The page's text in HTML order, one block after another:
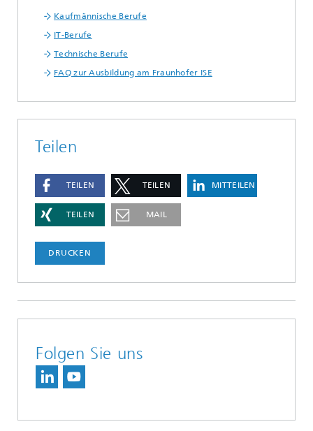
Kaufmännische Berufe
IT-Berufe
Technische Berufe
FAQ zur Ausbildung am Fraunhofer ISE
Teilen
TEILEN TEILEN MITTEILEN
TEILEN MAIL
DRUCKEN
Folgen Sie uns